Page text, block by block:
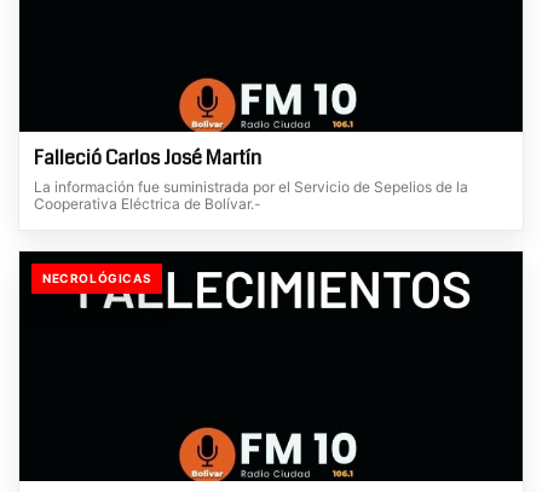
Falleció Carlos José Martín
La información fue suministrada por el Servicio de Sepelios de la
Cooperativa Eléctrica de Bolívar.-
NECROLÓGICAS